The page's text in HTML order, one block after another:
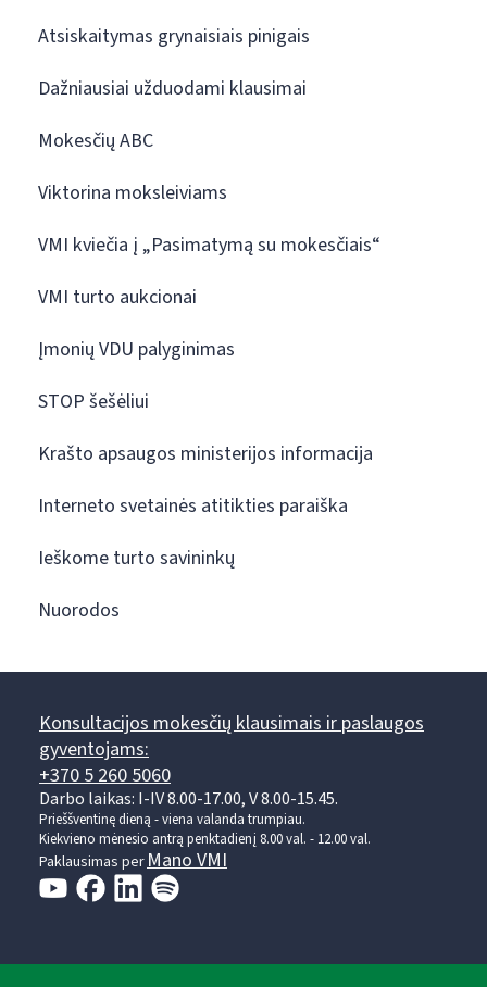
Atsiskaitymas grynaisiais pinigais
Dažniausiai užduodami klausimai
Mokesčių ABC
Viktorina moksleiviams
VMI kviečia į „Pasimatymą su mokesčiais“
VMI turto aukcionai
Įmonių VDU palyginimas
STOP šešėliui
Krašto apsaugos ministerijos informacija
Interneto svetainės atitikties paraiška
Ieškome turto savininkų
Nuorodos
Konsultacijos mokesčių klausimais ir paslaugos
gyventojams:
+370 5 260 5060
Darbo laikas: I-IV 8.00-17.00, V 8.00-15.45.
Prieššventinę dieną - viena valanda trumpiau.
Kiekvieno mėnesio antrą penktadienį 8.00 val. - 12.00 val.
Paklausimas per Mano VMI